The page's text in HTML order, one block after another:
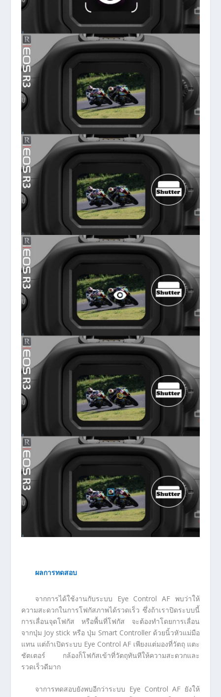
ผลการทดสอบ
จากการได้ใช้งานกับระบบ Eye Control AF พบว่าให้
ความสะดวกในการโฟกัสภาพได้รวดเร็ว ซึ่งถ้าเราปิดระบบนี้
การเลื่อนจุดโฟกัส หรือพื้นที่โฟกัส จะต้องทำโดยการเลื่อน
จากปุ่ม Joy stick หรือ ปุ่ม Smart Controller ด้วยนิ้วหัวแม่มือ
แทน แต่ถ้าเปิดระบบ Eye Control AF เพียงแต่มองที่วัตถุ แตะ
ชัตเตอร์ กล้องก็โฟกัสเข้าที่วัตถุทันทีให้ความสะดวกและ
รวดเร็วดีมาก
จาการทดสอบยังพบอีกว่าระบบ Eye Control AF ยังให้